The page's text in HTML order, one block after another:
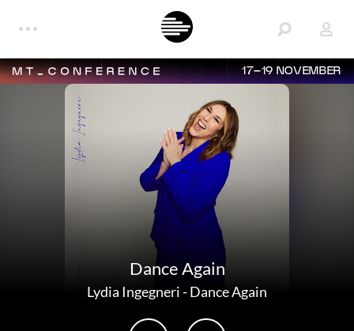
17–19 NOVEMBER
Dance Again
Lydia Ingegneri-Dance Again